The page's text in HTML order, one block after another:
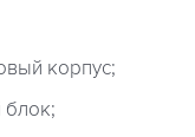
корпус;
блок;